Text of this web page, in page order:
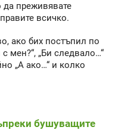
преживявате
всичко.
ако бих постъпил по
мен?“, „Би следвало…“
„А ако…“ и колко
бушуващите